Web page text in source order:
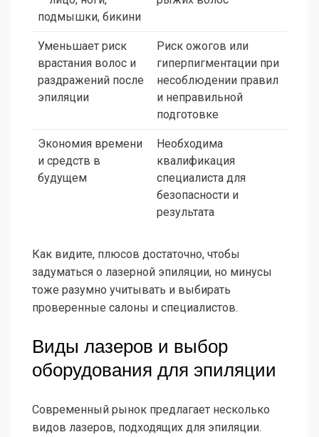
подмышки, бикини
Уменьшает риск
врастания волос и
раздражений после
эпиляции
Риск ожогов или
гиперпигментации при
несоблюдении правил
и неправильной
подготовке
Экономия времени
и средств в
будущем
Необходима
квалификация
специалиста для
безопасности и
результата
Как видите, плюсов достаточно, чтобы
задуматься о лазерной эпиляции, но минусы
тоже разумно учитывать и выбирать
проверенные салоны и специалистов.
Виды лазеров и выбор
оборудования для эпиляции
Современный рынок предлагает несколько
видов лазеров, подходящих для эпиляции.